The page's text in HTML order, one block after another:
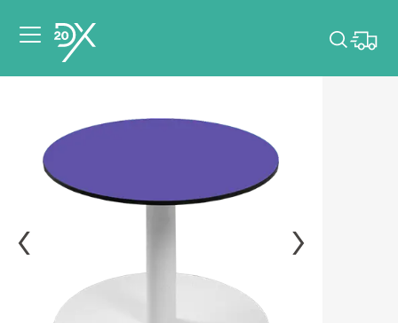
dates de votre